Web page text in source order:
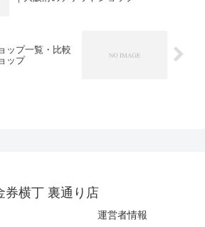
ップ一覧・比較
ップ
券横丁 裏通り店
運営者情報